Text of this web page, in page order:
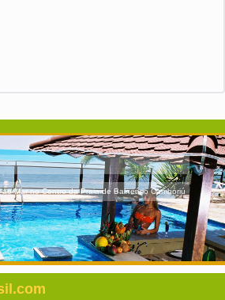
Mar no Centro da Praia de Balneário Camboriú